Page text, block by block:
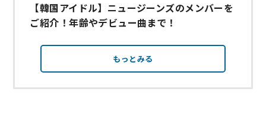
【韓国アイドル】ニュージーンズのメンバーを
ご紹介！年齢やデビュー曲まで！
もっとみる